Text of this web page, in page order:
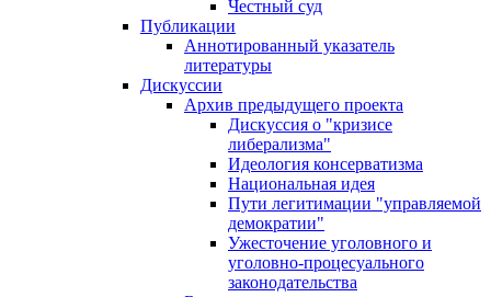
Честный суд
Публикации
Аннотированный указатель
литературы
Дискуссии
Архив предыдущего проекта
Дискуссия о "кризисе
либерализма"
Идеология консерватизма
Национальная идея
Пути легитимации "управляемой
демократии"
Ужесточение уголовного и
уголовно-процесуального
законодательства